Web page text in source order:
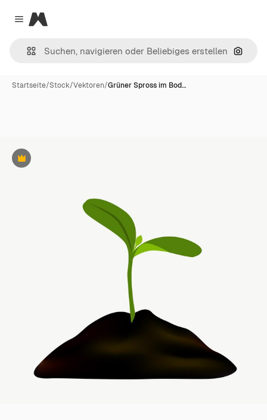
Close menu
Magnific
Nach
Startseite/Stock/Vektoren/Grüner Spross im Bod…
Premium